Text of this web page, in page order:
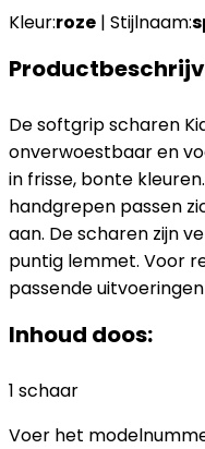
Kleur:roze | Stijlnaam:
De softgrip scharen
onverwoestbaar en
in frisse, bonte
handgrepen passen
aan. De scharen zijn
puntig lemmet. Voor
passende
Inhoud doos:
1 schaar
Voer het